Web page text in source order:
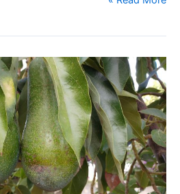
אפשרויות
בלתי
מוגבלות